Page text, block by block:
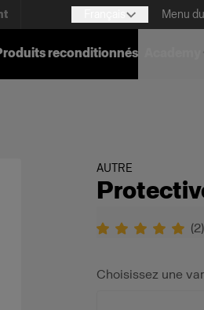
Menu
reconditionnés
AUTRE
(2)
Choisissez une